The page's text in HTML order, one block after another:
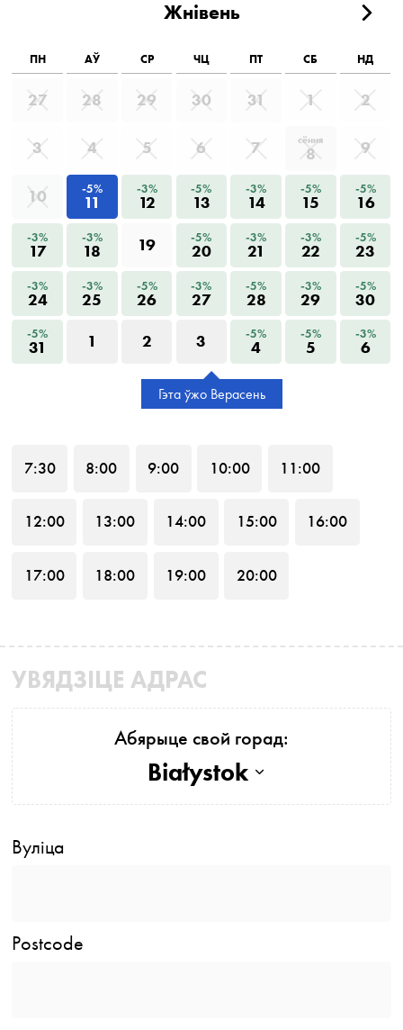
Жнівень
ПН АЎ СР ЧЦ ПТ СБ НД
27 28 29 30 31 1 2
3 4 5 6 7 сёння
8 9
10 -5%
11
-3%
12
-5%
13
-3%
14
-5%
15
-5%
16
-3%
17
-3%
18 19 -5%
20
-3%
21
-3%
22
-5%
23
-3%
24
-3%
25
-5%
26
-3%
27
-5%
28
-3%
29
-5%
30
-5%
31 1 2 3 -5%
4
-5%
5
-3%
6
Гэта ўжо Верасень
7:30 8:00 9:00 10:00 11:00
12:00 13:00 14:00 15:00 16:00
17:00 18:00 19:00 20:00
УВЯДЗІЦЕ АДРАС
Абярыце свой горад:
Białystok
Вуліца
Postcode